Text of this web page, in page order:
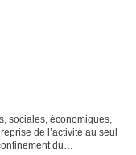
sociales, économiques,
de l’activité au seul
du